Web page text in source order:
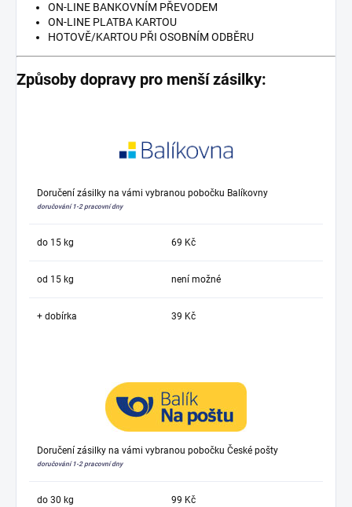
ON-LINE BANKOVNÍM PŘEVODEM
ON-LINE PLATBA KARTOU
HOTOVĚ/KARTOU PŘI OSOBNÍM ODBĚRU
Způsoby dopravy pro menší zásilky:
Doručení zásilky na vámi vybranou pobočku Balíkovny
doručování 1-2 pracovní dny
do 15 kg 69 Kč
od 15 kg není možné
+ dobírka 39 Kč
Doručení zásilky na vámi vybranou pobočku České pošty
doručování 1-2 pracovní dny
do 30 kg 99 Kč